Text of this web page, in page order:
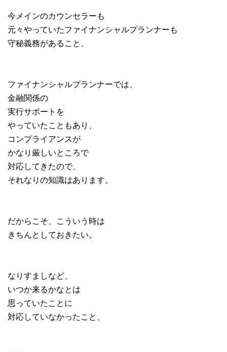
今メインのカウンセラーも
元々やっていたファイナンシャルプランナーも
守秘義務があること、
ファイナンシャルプランナーでは、
金融関係の
実行サポートを
やっていたこともあり、
コンプライアンスが
かなり厳しいところで
対応してきたので、
それなりの知識はあります。
だからこそ、こういう時は
きちんとしておきたい。
なりすましなど、
いつか来るかなとは
思っていたことに
対応していなかったこと、